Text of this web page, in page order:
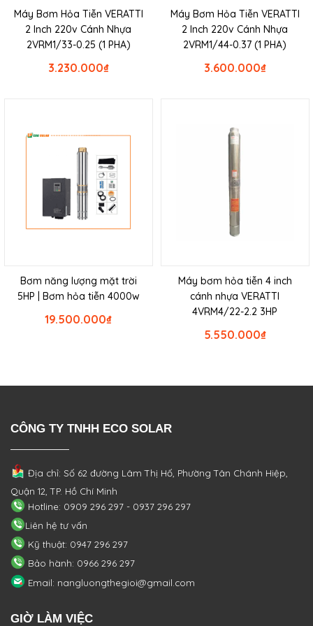
Máy Bơm Hỏa Tiễn VERATTI
2 Inch 220v Cánh Nhựa
2VRM1/33-0.25 (1 PHA)
₫
3.230.000
Máy Bơm Hỏa Tiễn VERATTI
2 Inch 220v Cánh Nhựa
2VRM1/44-0.37 (1 PHA)
₫
3.600.000
Bơm năng lượng mặt trời
5HP | Bơm hỏa tiễn 4000w
₫
19.500.000
Máy bơm hỏa tiễn 4 inch
cánh nhựa VERATTI
4VRM4/22-2.2 3HP
₫
5.550.000
CÔNG TY TNHH ECO SOLAR
Địa chỉ: Số 62 đường Lâm Thị Hố, PhườngTân Chánh Hiệp,
Quận 12, TP. Hồ Chí Minh
Hotline: 0909 296 297 - 0937 296 297
Liên hệ tư vấn
Kỹ thuật: 0947 296 297
Bảo hành: 0966 296 297
Email: nangluongthegioi@gmail.com
GIỜ LÀM VIỆC